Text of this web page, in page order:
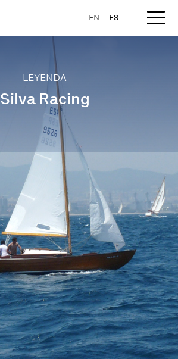
EN ES
LEYENDA
Silva Racing